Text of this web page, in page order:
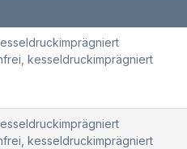
kesseldruckimprägniert
kesseldruckimprägniert